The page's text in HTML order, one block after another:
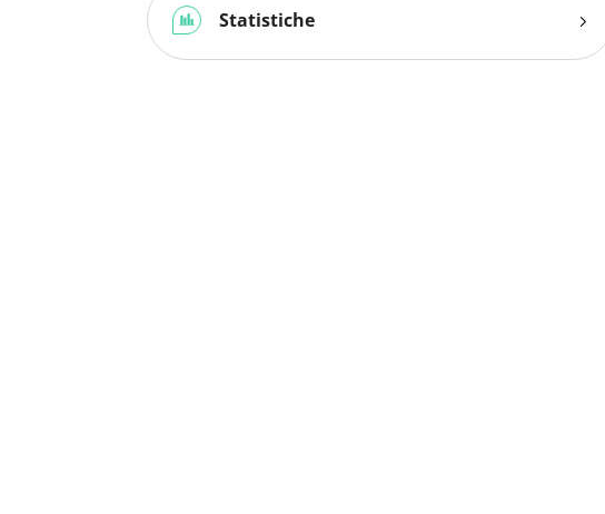
Statistiche